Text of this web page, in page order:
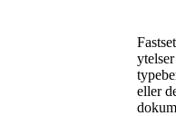
eller